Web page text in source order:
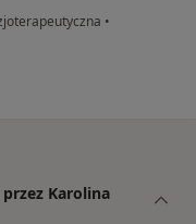
•
Karolina